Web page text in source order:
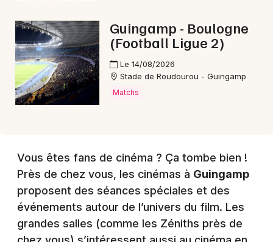
Je m'abonne
Guingamp - Boulogne
(Football Ligue 2)
Le 14/08/2026
Stade de Roudourou - Guingamp
Matchs
Vous êtes fans de cinéma ? Ça tombe bien !
Près de chez vous, les cinémas à Guingamp
proposent des séances spéciales et des
événements autour de l’univers du film. Les
grandes salles (comme les Zéniths près de